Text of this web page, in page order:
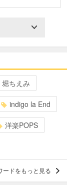
堀ちえみ
indigo la End
洋楽POPS
ードをもっと見る